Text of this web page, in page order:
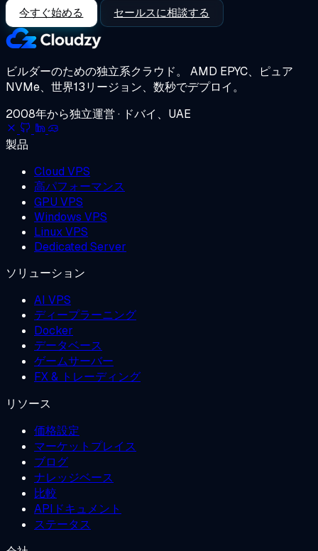
今すぐ始める セールスに相談する
ビルダーのための独立系クラウド。 AMD EPYC、ピュア
NVMe、世界13リージョン、数秒でデプロイ。
2008年から独立運営 · ドバイ、UAE
製品
Cloud VPS
高パフォーマンス
GPU VPS
Windows VPS
Linux VPS
Dedicated Server
ソリューション
AI VPS
ディープラーニング
Docker
データベース
ゲームサーバー
FX & トレーディング
リソース
価格設定
マーケットプレイス
ブログ
ナレッジベース
比較
APIドキュメント
ステータス